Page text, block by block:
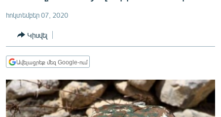
մենյուին
ՔԱՂԱՔԱԿԱՆ
ԸՆՏՐՈՒԹՅՈՒՆՆԵՐ 2026
ԻՐԱՎՈՒՆՔ
ՀԱՍԱՐԱԿՈՒԹՅՈՒՆ
ՂԱՐԱԲԱՂ
ՊԱՏԵՐԱԶՄԻ 6 ՇԱԲԱԹՆԵՐԸ
հոկտեմբեր 07, 2020
Կիսվել
Ավելացրեք մեզ Google-ում